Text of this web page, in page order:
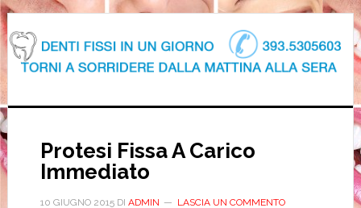
Protesi Fissa A Carico
Immediato
10 GIUGNO 2015DI ADMIN LASCIA UN COMMENTO